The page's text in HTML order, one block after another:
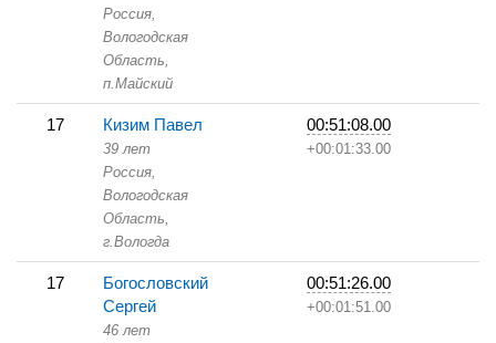
Россия,
Вологодская
Область,
п.Майский
17 Кизим Павел
39 лет
Россия,
Вологодская
Область,
г.Вологда
00:51:08.00
+00:01:33.00
17
Богословский
Сергей
46 лет
00:51:26.00
+00:01:51.00